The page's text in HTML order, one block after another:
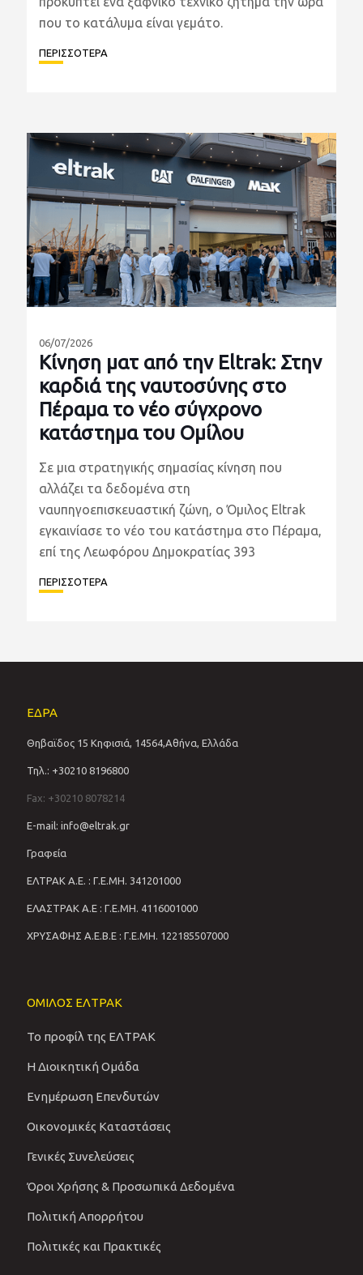
που το κατάλυμα είναι γεμάτο.
ΠΕΡΙΣΣΟΤΕΡΑ
06/07/2026
Κίνηση ματ από την Eltrak: Στην
καρδιά της ναυτοσύνης στο
Πέραμα το νέο σύγχρονο
κατάστημα του Ομίλου
Σε μια στρατηγικής σημασίας κίνηση που
αλλάζει τα δεδομένα στη
ναυπηγοεπισκευαστική ζώνη, ο Όμιλος Eltrak
εγκαινίασε το νέο του κατάστημα στο Πέραμα,
επί της Λεωφόρου Δημοκρατίας 393
ΠΕΡΙΣΣΟΤΕΡΑ
ΕΔΡΑ
Θηβαϊδος 15 Κηφισιά, 14564,Αθήνα, Ελλάδα
Τηλ.: +30210 8196800
Fax: +30210 8078214
E-mail: info@eltrak.gr
Γραφεία
ΕΛΤΡΑΚ Α.Ε. : Γ.Ε.ΜΗ. 341201000
ΕΛΑΣΤΡΑΚ Α.Ε : Γ.Ε.ΜΗ. 4116001000
ΧΡΥΣΑΦΗΣ Α.Ε.Β.Ε : Γ.Ε.ΜΗ. 122185507000
ΟΜΙΛΟΣ ΕΛΤΡΑΚ
Το προφίλ της ΕΛΤΡΑΚ
Η Διοικητική Ομάδα
Ενημέρωση Επενδυτών
Οικονομικές Καταστάσεις
Γενικές Συνελεύσεις
Όροι Χρήσης & Προσωπικά Δεδομένα
Πολιτική Απορρήτου
Πολιτικές και Πρακτικές